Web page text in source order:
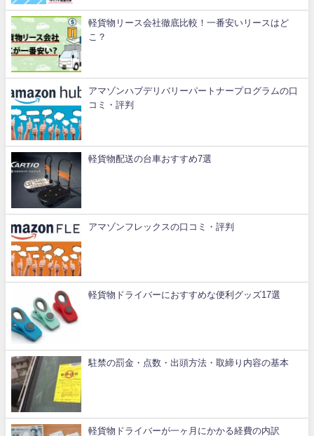
軽貨物リース会社徹底比較！一番安いリースはど
こ？
アマゾンハブデリバリーパートナープログラムの口
コミ・評判
軽貨物配送の台車おすすめ7選
アマゾンフレックスの口コミ・評判
軽貨物ドライバーにおすすめな便利グッズ17選
駐禁の罰金・点数・出頭方法・取締り内容の基本
軽貨物ドライバーが一ヶ月にかかる経費の内訳